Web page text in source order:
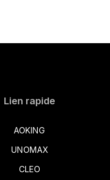
Lien rapide
AOKING
UNOMAX
CLEO